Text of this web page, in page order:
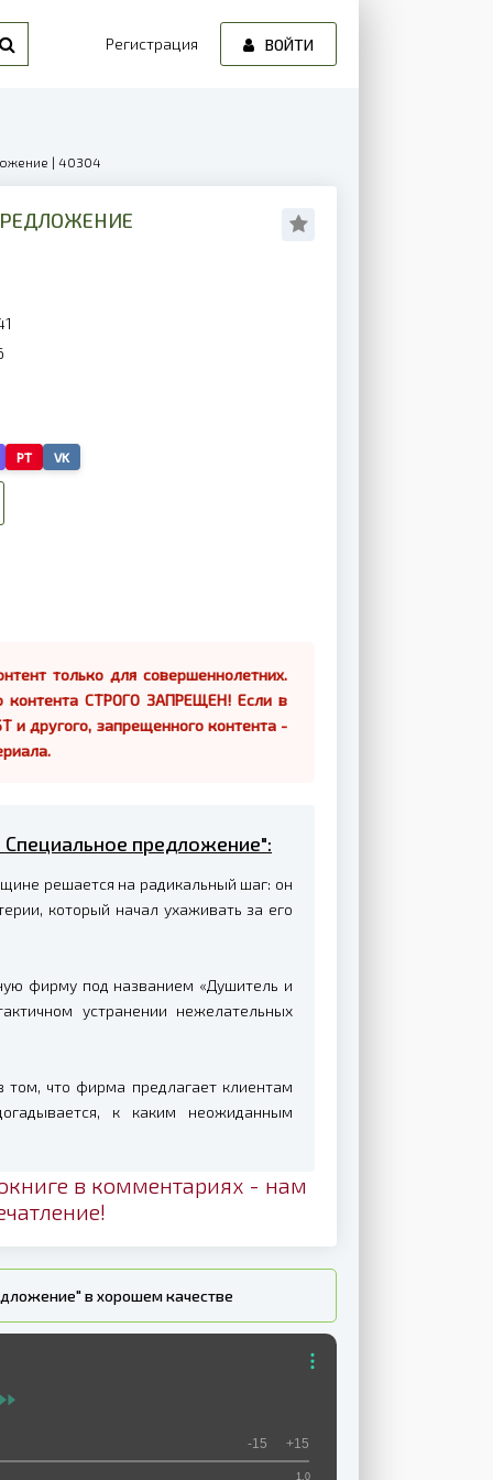
Регистрация ВОЙТИ
| 40304
PT VK
только для совершеннолетних.
контента СТРОГО ЗАПРЕЩЕН! Если в
и другого, запрещенного контента -
Специальное предложение":
решается на радикальный шаг: он
который начал ухаживать за его
фирму под названием «Душитель и
устранении нежелательных
что фирма предлагает клиентам
к каким неожиданным
в комментариях - нам
в хорошем качестве
1.0
-15 +15